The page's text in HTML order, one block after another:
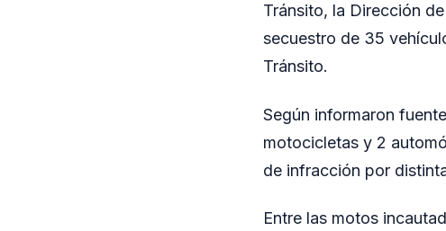
Tránsito, la Dirección
secuestro de 35
Tránsito.
Según informaron
motocicletas y 2
de infracción por
Entre las motos